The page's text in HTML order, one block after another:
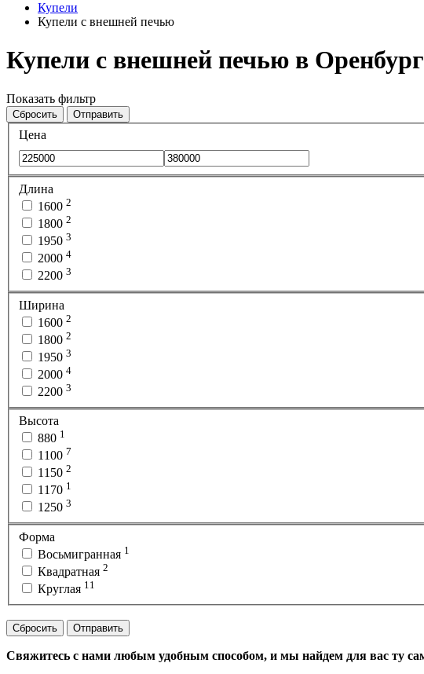
Купели
Купели с внешней печью
Купели с внешней печью в
Показать фильтр
Сбросить Отправить
Цена
Длина
1600 2
1800 2
1950 3
2000 4
2200 3
Ширина
1600 2
1800 2
1950 3
2000 4
2200 3
Высота
880 1
1100 7
1150 2
1170 1
1250 3
Форма
Восьмигранная 1
Квадратная 2
Круглая 11
Сбросить Отправить
Свяжитесь с нами любым удобным способом, и мы найдем для вас ту